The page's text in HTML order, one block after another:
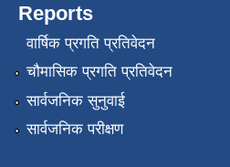
Reports
वार्षिक प्रगति प्रतिवेदन
चौमासिक प्रगति प्रतिवेदन
सार्वजनिक सुनुवाई
सार्वजनिक परीक्षण